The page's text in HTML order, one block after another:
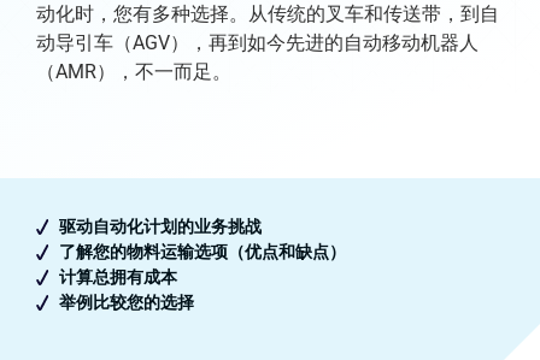
动化时，您有多种选择。从传统的叉车和传送带，到自
动导引车（AGV），再到如今先进的自动移动机器人
（AMR），不一而足。
驱动自动化计划的业务挑战
了解您的物料运输选项（优点和缺点）
计算总拥有成本
举例比较您的选择